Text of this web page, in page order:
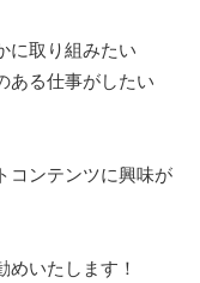
に取り組みたい
ある仕事がしたい
コンテンツに興味が
めいたします！